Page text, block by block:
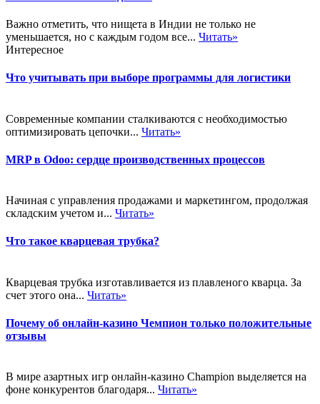
Важно отметить, что нищета в Индии не только не
уменьшается, но с каждым годом все... Читать»
Интересное
Что учитывать при выборе программы для логистики
Современные компании сталкиваются с необходимостью
оптимизировать цепочки... Читать»
MRP в Odoo: сердце производственных процессов
Начиная с управления продажами и маркетингом, продолжая
складским учетом и... Читать»
Что такое кварцевая трубка?
Кварцевая трубка изготавливается из плавленого кварца. За
счет этого она... Читать»
Почему об онлайн-казино Чемпион только положительные
отзывы
В мире азартных игр онлайн-казино Champion выделяется на
фоне конкурентов благодаря... Читать»